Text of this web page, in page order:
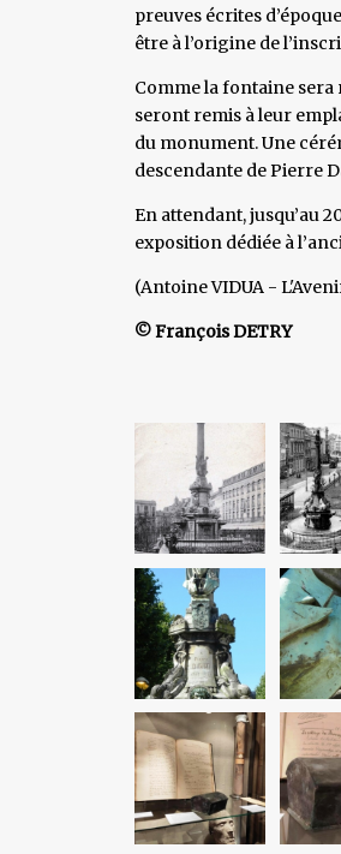
preuves écrites
être à l’origine de
Comme la fontaine
seront remis à leur
du monument. Une
descendante de Pierre
En attendant, jusqu’au
exposition dédiée à
(Antoine VIDUA -
© François DETRY